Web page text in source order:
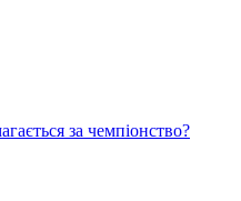
за чемпіонство?